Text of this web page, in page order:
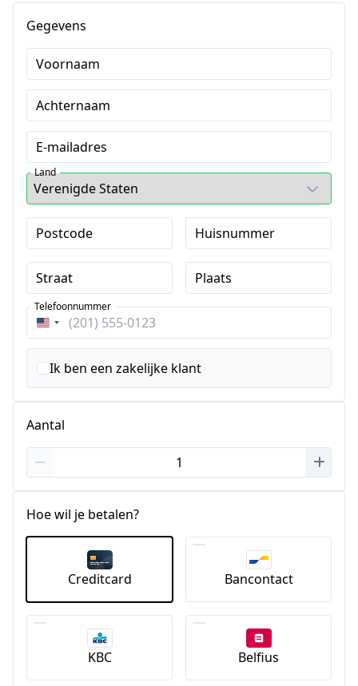
Gegevens
Voornaam
Achternaam
E-mailadres
Land
Postcode Huisnummer
Straat Plaats
Verenigde
Staten
+1
Telefoonnummer
Ik ben een zakelijke klant
Aantal
Hoe wil je betalen?
Creditcard Bancontact
KBC Belfius